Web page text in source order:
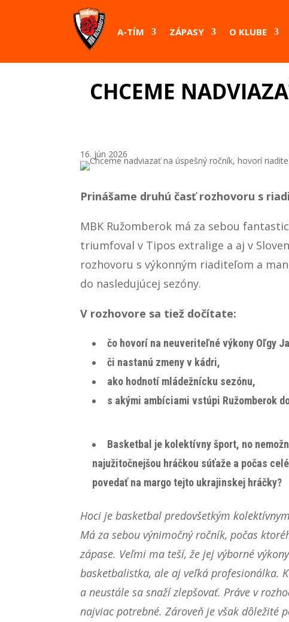
A-TÍM ZÁPASY O KLUBE
CHCEME
16. jún 2026
Prinášame druhú časť rozhovoru s
MBK Ružomberok má za sebou
triumfoval v Tipos extralige a aj v
rozhovoru s výkonným riaditeľom a
do nasledujúcej sezóny.
V rozhovore sa tiež dočítate:
čo hovorí na neuveriteľné výkony Oľgy
či nastanú zmeny v kádri,
ako hodnotí mládežnícku sezónu,
s akými ambíciami vstúpi Ružomberok
Basketbal je kolektívny šport, no
najužitočnejšou hráčkou súťaže a počas
povedať na margo tejto ukrajinskej hráčky?
Hoci je basketbal predovšetkým
Má za sebou výnimočný ročník, počas
zápase. Veľmi ma teší, že jej výborné
basketbalistka, ale aj veľká profesionálka.
a neustále sa snaží zlepšovať. Práve v
najviac potrebné. Zároveň je však dôležité